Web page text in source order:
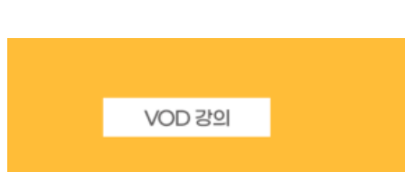
퍼스널브랜딩